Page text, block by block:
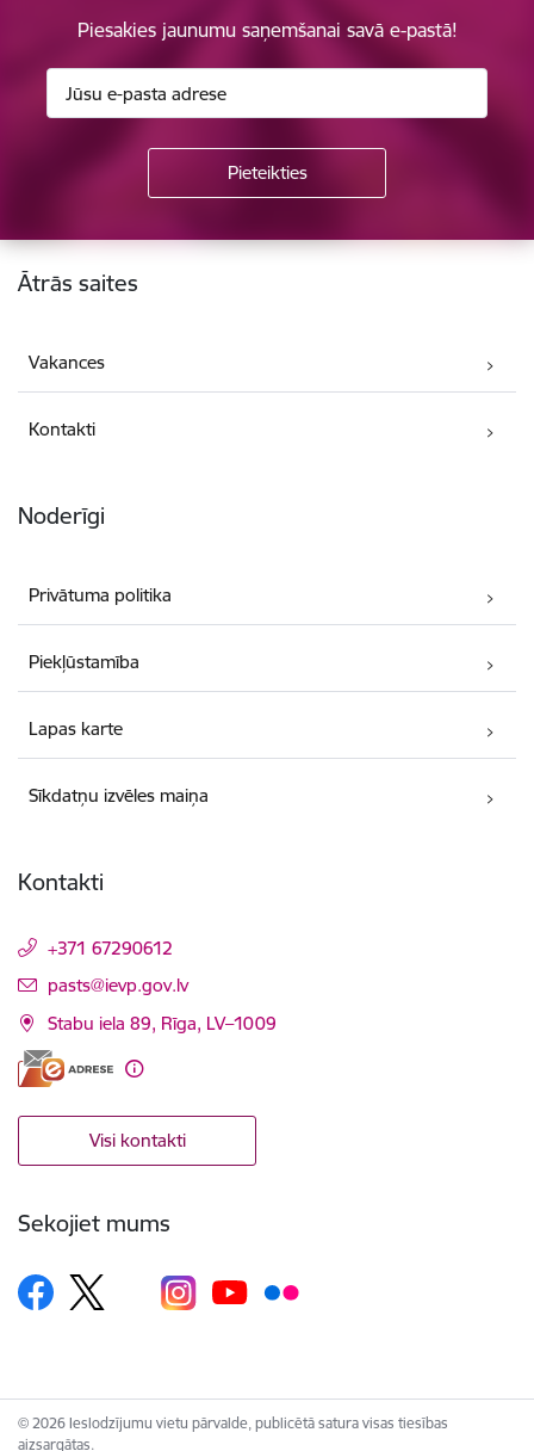
Piesakies jaunumu saņemšanai savā e-pastā!
Kājene
Ātrās saites
Vakances
Kontakti
Noderīgi
Privātuma politika
Piekļūstamība
Lapas karte
Sīkdatņu izvēles maiņa
Kontakti
+371 67290612
E-pasts:
pasts@ievp.gov.lv
Stabu iela 89, Rīga, LV–1009
Visi kontakti
Sekojiet mums
© 2026 Ieslodzījumu vietu pārvalde, publicētā satura visas tiesības
aizsargātas.